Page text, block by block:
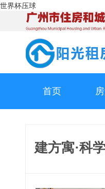
世界杯压球
首页
建方寓·科